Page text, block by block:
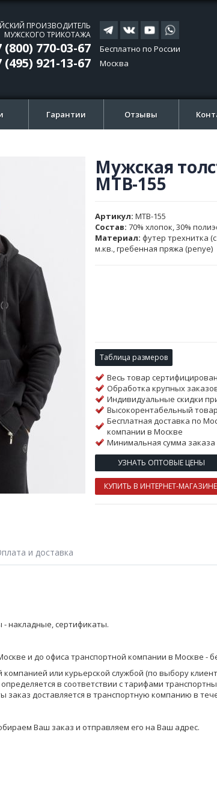
ПРОИЗВОДИТЕЛЬ
МУЖСКОГО ТРИКОТАЖА
(800) 770-03-67
(495) 921-13-67
Бесплатно по России
Москва
Гарантии Отзывы
Мужская
MTB-155
Артикул MTB-155
Состав: 70% хлопок, 30%
Материал: футер трехнитка
м.кв., гребенная пряжа (penye)
Таблица размеров
Весь товар сертифицирован
Обработка крупных
Индивидуальные скидки
Высокорентабельный товар
Бесплатная доставка по
компании в Москве
Минимальная сумма заказа
УЗНАТЬ ОПТОВЫЕ ЦЕНЫ
КУПИТЬ В ИНТЕРНЕТ-МАГАЗИНЕ
начесом. С застежкой на молнии. С втачными
вышивка.
упаковку с подвесом для удобства размещения в
любым удобным для Вас способом:
770-03-67 (бесплатно по России), 8(495) 921-13-67
ценами на электронную почту.
формате Эксель) и отправляете его менеджеру или
мы предоставляем Вам скидку в зависимости от
Ваш заказ и отправляем его на Ваш адрес.
и доставка
накладные, сертификаты.
и до офиса транспортной компании в Москве -
или курьерской службой (по выбору
в соответствии с тарифами
доставляется в транспортную компанию в